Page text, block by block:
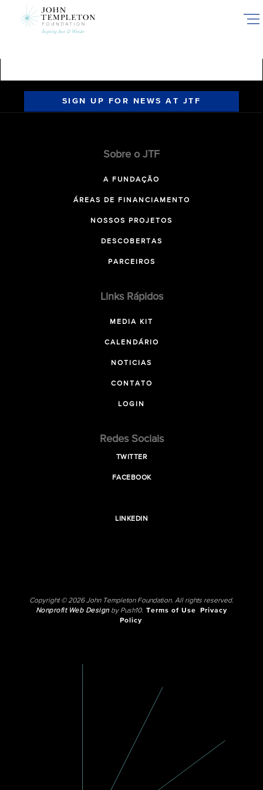
SIGN UP FOR NEWS AT JTF
Sobre o JTF
A FUNDAÇÃO
ÁREAS DE FINANCIAMENTO
NOSSOS PROJETOS
DESCOBERTAS
PARCEIROS
Links Rápidos
MEDIA KIT
CALENDÁRIO
NOTICIAS
CONTATO
LOGIN
Redes Sociais
TWITTER
FACEBOOK
LINKEDIN
Copyright © 2026 John Templeton Foundation. All rights reserved.
Nonprofit Web Designby Push10. Terms of Use
Privacy
Policy